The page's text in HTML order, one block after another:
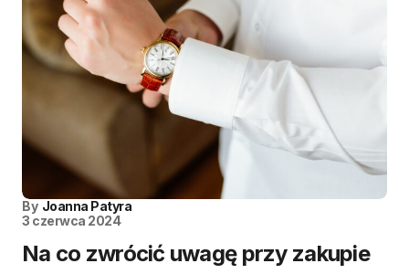
By Joanna Patyra
3 czerwca 2024
Na co zwrócić uwagę przy zakupie